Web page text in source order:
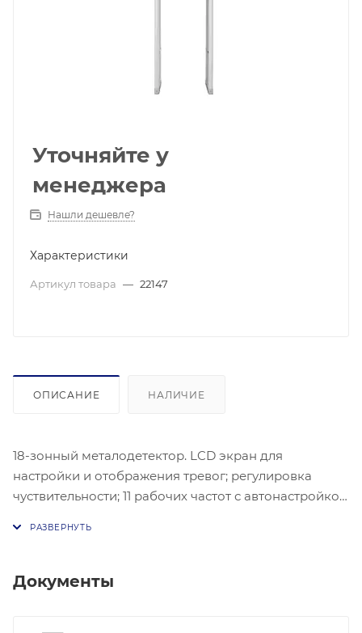
Уточняйте у
менеджера
Нашли дешевле?
Характеристики
Артикул товара — 22147
ОПИСАНИЕ НАЛИЧИЕ
18-зонный металодетектор. LCD экран для
настройки и отображения тревог; регулировка
чуствительности; 11 рабочих частот с автонастройкой
AC220В; 15Вт; -25 °C...+55°C; IP44; размер
Документы